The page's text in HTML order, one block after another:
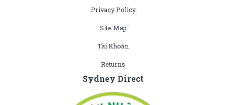
Privacy Policy
Site Map
Tài Khoản
Returns
Sydney Direct